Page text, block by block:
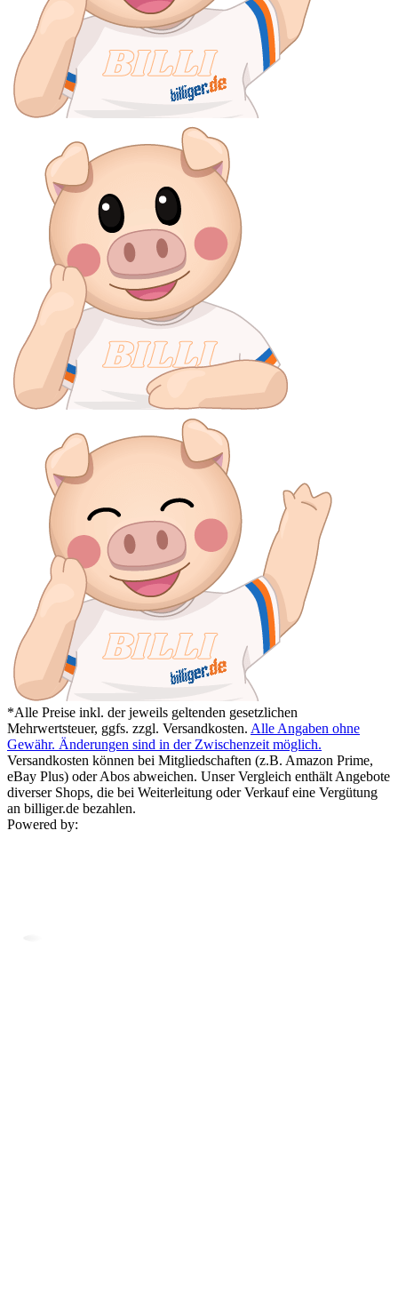
*Alle Preise inkl. der jeweils geltenden gesetzlichen
Mehrwertsteuer, ggfs. zzgl. Versandkosten. Alle Angaben ohne
Gewähr. Änderungen sind in der Zwischenzeit möglich.
Versandkosten können bei Mitgliedschaften (z.B. Amazon Prime,
eBay Plus) oder Abos abweichen. Unser Vergleich enthält Angebote
diverser Shops, die bei Weiterleitung oder Verkauf eine Vergütung
an billiger.de bezahlen.
Powered by: